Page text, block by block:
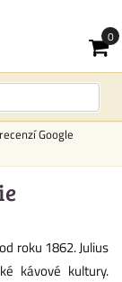
Google
roku 1862. Julius
kávové kultury.